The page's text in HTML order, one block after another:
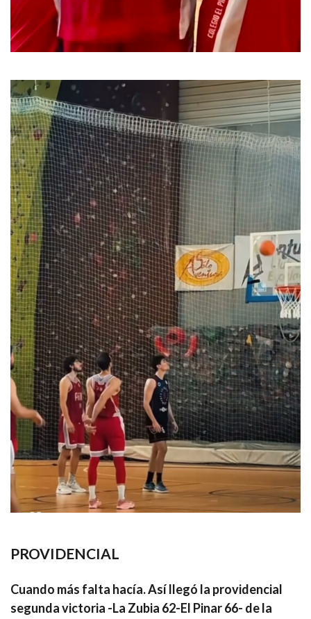
PROVIDENCIAL
Cuando más falta hacía. Así llegó la providencial
segunda victoria -La Zubia 62-El Pinar 66- de la